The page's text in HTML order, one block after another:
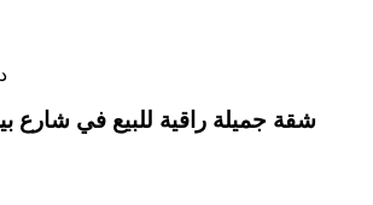
شقة جميلة راقية للبيع في شارع